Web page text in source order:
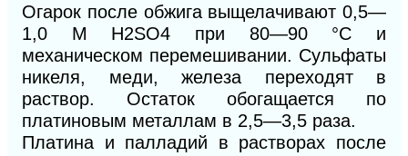
Огарок после обжига выщелачивают 0,5—
1,0 М H2SО4 при 80—90 °С и
механическом перемешивании. Сульфаты
никеля, меди, железа переходят в
раствор. Остаток обогащается по
платиновым металлам в 2,5—3,5 раза.
Платина и палладий в растворах после